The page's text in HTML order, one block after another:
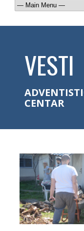
VESTI
CENTAR